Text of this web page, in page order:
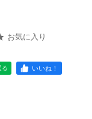
お気に入り
る いいね！